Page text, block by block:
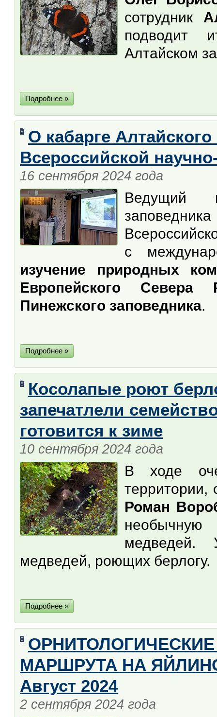
сотрудник
подводит
Алтайском
Подробнее »
О кабарге
Всероссийской
16 сентября 2024 года
Ведущий
с
изучение природных
Европейского Севера
Пинежского заповедника.
Подробнее »
Косолапые роют
запечатлели
готовится к зиме
10 сентября 2024 года
В ходе
территории,
Роман
медведей.
медведей, роющих берлогу.
Подробнее »
МАРШРУТА НА
Август 2024
2 сентября 2024 года